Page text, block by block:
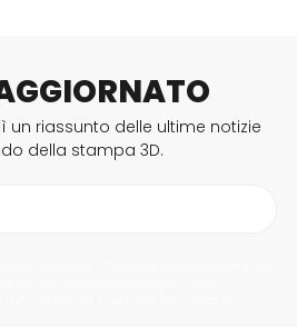
un riassunto delle ultime notizie
della stampa 3D.